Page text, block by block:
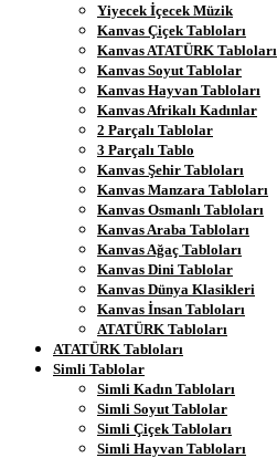
Yiyecek İçecek Müzik
Kanvas Çiçek Tabloları
Kanvas ATATÜRK Tabloları
Kanvas Soyut Tablolar
Kanvas Hayvan Tabloları
Kanvas Afrikalı Kadınlar
2 Parçalı Tablolar
3 Parçalı Tablo
Kanvas Şehir Tabloları
Kanvas Manzara Tabloları
Kanvas Osmanlı Tabloları
Kanvas Araba Tabloları
Kanvas Ağaç Tabloları
Kanvas Dini Tablolar
Kanvas Dünya Klasikleri
Kanvas İnsan Tabloları
ATATÜRK Tabloları
ATATÜRK Tabloları
Simli Tablolar
Simli Kadın Tabloları
Simli Soyut Tablolar
Simli Çiçek Tabloları
Simli Hayvan Tabloları